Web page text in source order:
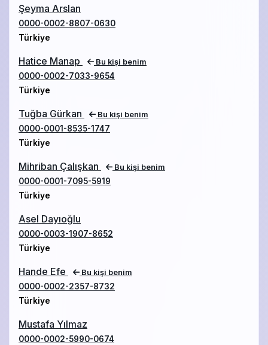
Şeyma Arslan
0000-0002-8807-0630
Türkiye
Hatice Manap Bu kişi benim
0000-0002-7033-9654
Türkiye
Tuğba Gürkan Bu kişi benim
0000-0001-8535-1747
Türkiye
Mihriban Çalışkan Bu kişi benim
0000-0001-7095-5919
Türkiye
Asel Dayıoğlu
0000-0003-1907-8652
Türkiye
Hande Efe Bu kişi benim
0000-0002-2357-8732
Türkiye
Mustafa Yılmaz
0000-0002-5990-0674